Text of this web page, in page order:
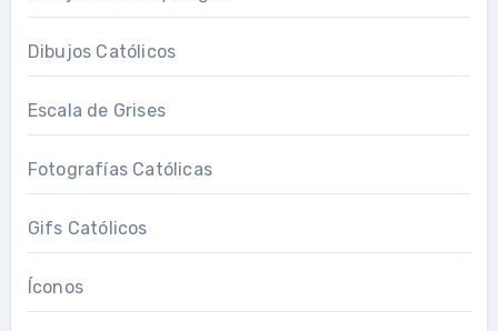
Dibujos Católicos
Escala de Grises
Fotografías Católicas
Gifs Católicos
Íconos